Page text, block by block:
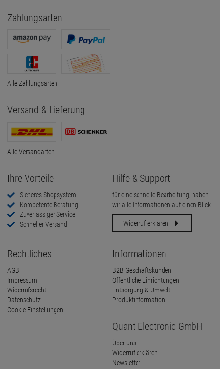
Zahlungsarten
Alle Zahlungsarten
Versand & Lieferung
Alle Versandarten
Ihre Vorteile
Sicheres Shopsystem
Kompetente Beratung
Zuverlässiger Service
Schneller Versand
Hilfe & Support
für eine schnelle Bearbeitung, haben
wir alle Informationen auf einen Blick
Widerruf erklären
Rechtliches
AGB
Impressum
Widerrufsrecht
Datenschutz
Cookie-Einstellungen
Informationen
B2B Geschäftskunden
Öffentliche Einrichtungen
Entsorgung & Umwelt
Produktinformation
Quant Electronic GmbH
Über uns
Widerruf erklären
Newsletter